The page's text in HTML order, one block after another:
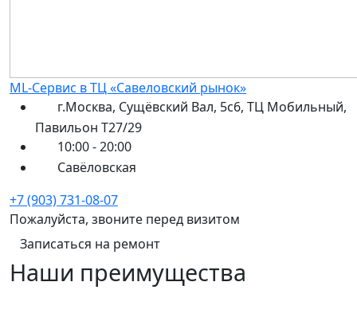
ML-Сервис в ТЦ «Савеловский рынок»
г.Москва, Сущёвский Вал, 5с6, ТЦ Мобильный,
Павильон Т27/29
10:00 - 20:00
Савёловская
+7 (903) 731-08-07
Пожалуйста, звоните перед визитом
Записаться на ремонт
Наши преимущества